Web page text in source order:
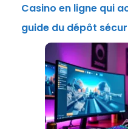
Casino en ligne qui
guide du dépôt